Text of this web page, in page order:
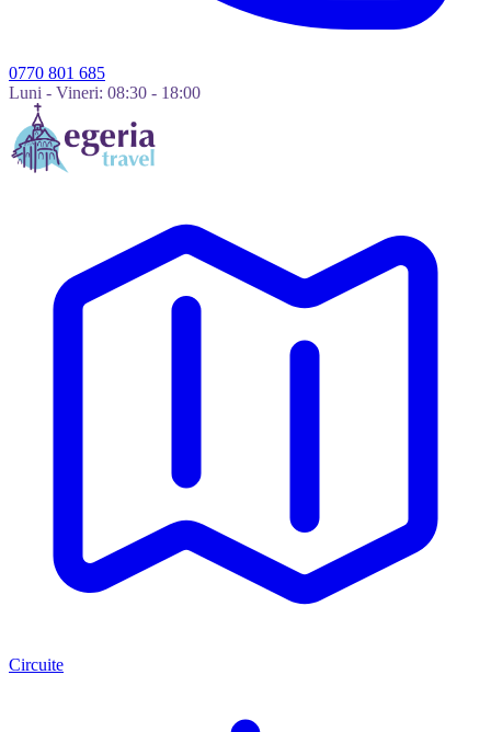
0770 801 685
Luni - Vineri: 08:30 - 18:00
Circuite